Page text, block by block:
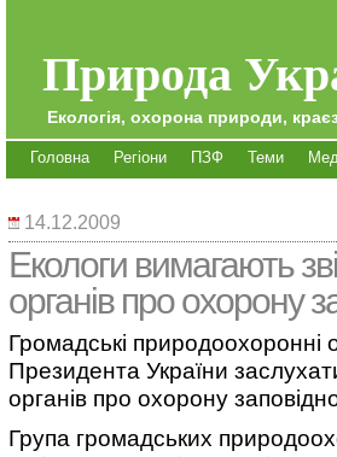
Природа
Екологія, охорона природи,
Головна Регіони ПЗФ Теми
14.12.2009
Екологи вимагають
органів про охорону
Громадські природоохоронні
Президента України
органів про охорону
Група громадських